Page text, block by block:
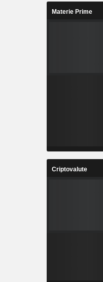
Materie Prime
Criptovalute